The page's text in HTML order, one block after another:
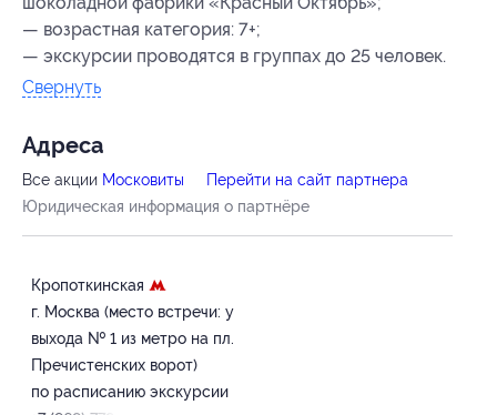
— возрастная категория: 7+;
— экскурсии проводятся в группах до 25 человек.
Свернуть
Адресa
Все акции Московиты
Перейти на сайт партнера
Юридическая информация о партнёре
Кропоткинская
г. Москва (место встречи: у
выхода № 1 из метро на пл.
Пречистенских ворот)
по расписанию экскурсии